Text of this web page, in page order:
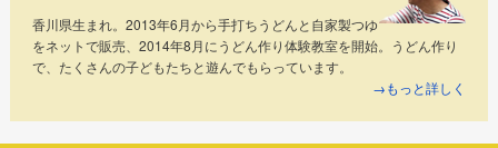
香川県生まれ。2013年6月から手打ちうどんと自家製つゆ
をネットで販売、2014年8月にうどん作り体験教室を開始。うどん作り
で、たくさんの子どもたちと遊んでもらっています。
→もっと詳しく